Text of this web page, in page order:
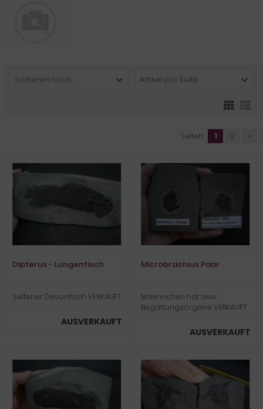
Sortieren nach ... Artikel pro Seite
Seiten: 1 2 »
Dipterus - Lungenfisch
Seltener Devonfisch VERKAUFT
AUSVERKAUFT
Microbrachius Paar
Maennchen hat zwei
Begattungsorgane VERKAUFT
AUSVERKAUFT